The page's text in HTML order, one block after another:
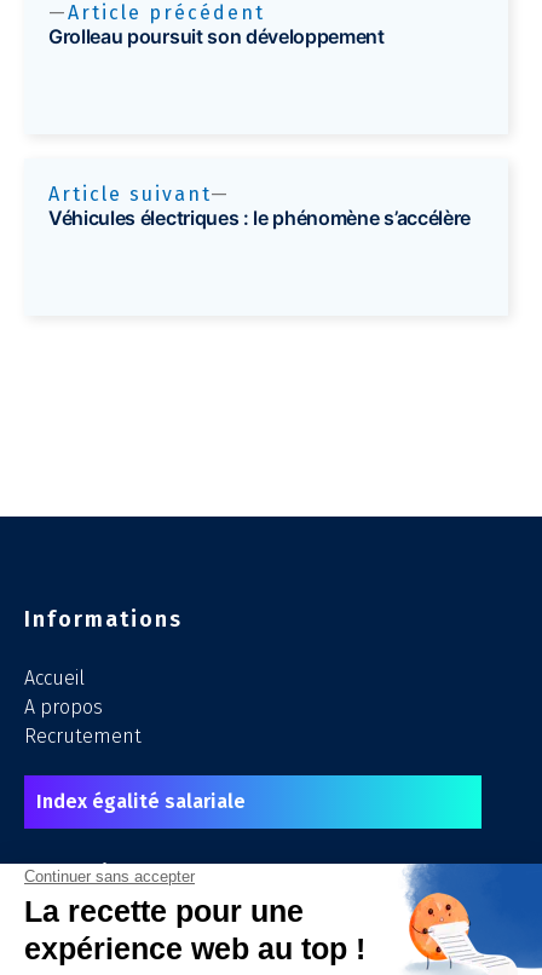
Article précédent
Grolleau poursuit son développement
Article suivant
Véhicules électriques : le phénomène s’accélère
Informations
Accueil
A propos
Recrutement
Index égalité salariale
Expertises
Smart City
Télécom & Data